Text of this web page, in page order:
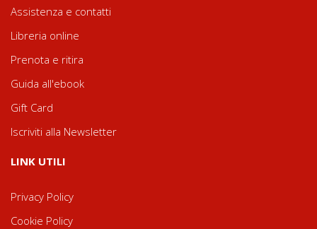
Assistenza e contatti
Libreria online
Prenota e ritira
Guida all'ebook
Gift Card
Iscriviti alla Newsletter
LINK UTILI
Privacy Policy
Cookie Policy